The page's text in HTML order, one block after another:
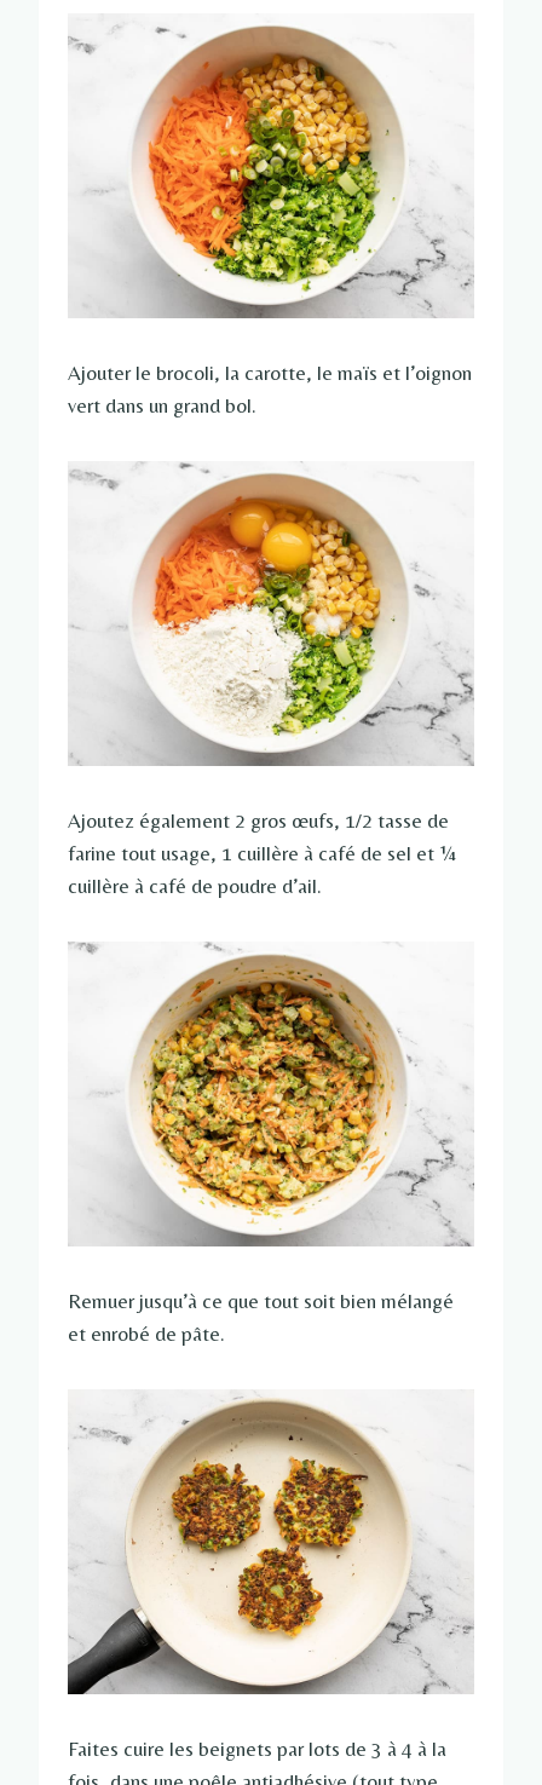
Ajouter le brocoli, la carotte, le maïs et l’oignon
vert dans un grand bol.
Ajoutez également 2 gros œufs, 1/2 tasse de
farine tout usage, 1 cuillère à café de sel et ¼
cuillère à café de poudre d’ail.
Remuer jusqu’à ce que tout soit bien mélangé
et enrobé de pâte.
Faites cuire les beignets par lots de 3 à 4 à la